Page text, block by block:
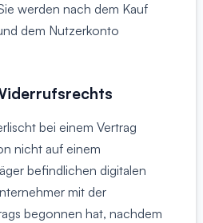
werden nach dem Kauf
dem Nutzerkonto
bei einem Vertrag
nicht auf einem
befindlichen digitalen
mit der
begonnen hat, nachdem